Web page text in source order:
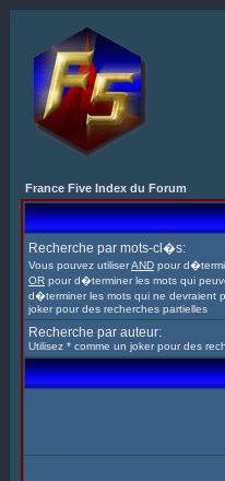
France Five Index du Forum
Recherche par mots-cl�s:
Vous pouvez utiliserAND pour
OR pour d�terminer les mots qui
d�terminer les mots qui ne devraient
joker pour des recherches partielles
Recherche par auteur:
Utilisez * comme un joker pour des